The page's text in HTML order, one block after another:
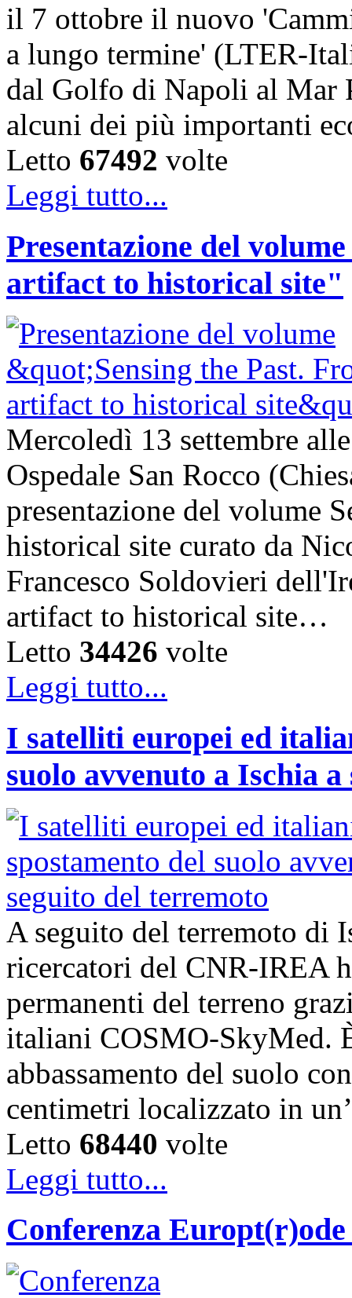
il 7 ottobre il nuovo
a lungo termine' (LTER-
dal Golfo di Napoli al Mar
alcuni dei più importanti
Letto 67492 volte
Leggi tutto...
Presentazione del
artifact to historical site"
Mercoledì 13 settembre
Ospedale San Rocco
presentazione del volume
historical site curato da
Francesco Soldovieri
artifact to historical site…
Letto 34426 volte
Leggi tutto...
I satelliti europei ed
suolo avvenuto a Ischia
A seguito del terremoto di
ricercatori del CNR-IREA
permanenti del terreno
italiani COSMO-SkyMed.
abbassamento del suolo
centimetri localizzato in
Letto 68440 volte
Leggi tutto...
Conferenza